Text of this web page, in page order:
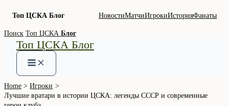
Топ ЦСКА Блог НовостиМатчиИгрокиИсторияФанаты
Skip
content
Поиск Топ ЦСКА Блог
Топ ЦСКА Блог
Home
Игроки
Лучшие вратари в истории ЦСКА: легенды СССР и современные